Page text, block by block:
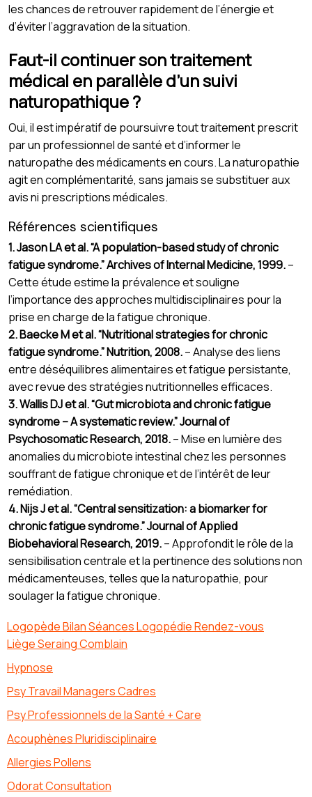
les chances de retrouver rapidement de l’énergie et
d’éviter l’aggravation de la situation.
Faut-il continuer son traitement
médical en parallèle d’un suivi
naturopathique ?
Oui, il est impératif de poursuivre tout traitement prescrit
par un professionnel de santé et d’informer le
naturopathe des médicaments en cours. La naturopathie
agit en complémentarité, sans jamais se substituer aux
avis ni prescriptions médicales.
Références scientifiques
1. Jason LA et al. “A population-based study of chronic
fatigue syndrome.” Archives of Internal Medicine, 1999.–
Cette étude estime la prévalence et souligne
l’importance des approches multidisciplinaires pour la
prise en charge de la fatigue chronique.
2. Baecke M et al. “Nutritional strategies for chronic
fatigue syndrome.” Nutrition, 2008.– Analyse des liens
entre déséquilibres alimentaires et fatigue persistante,
avec revue des stratégies nutritionnelles efficaces.
3. Wallis DJ et al. “Gut microbiota and chronic fatigue
syndrome – A systematic review.” Journal of
Psychosomatic Research, 2018.– Mise en lumière des
anomalies du microbiote intestinal chez les personnes
souffrant de fatigue chronique et de l’intérêt de leur
remédiation.
4. Nijs J et al. “Central sensitization: a biomarker for
chronic fatigue syndrome.” Journal of Applied
Biobehavioral Research, 2019.– Approfondit le rôle de la
sensibilisation centrale et la pertinence des solutions non
médicamenteuses, telles que la naturopathie, pour
soulager la fatigue chronique.
Logopède Bilan Séances Logopédie Rendez-vous
Liège Seraing Comblain
Hypnose
Psy Travail Managers Cadres
Psy Professionnels de la Santé + Care
Acouphènes Pluridisciplinaire
Allergies Pollens
Odorat Consultation